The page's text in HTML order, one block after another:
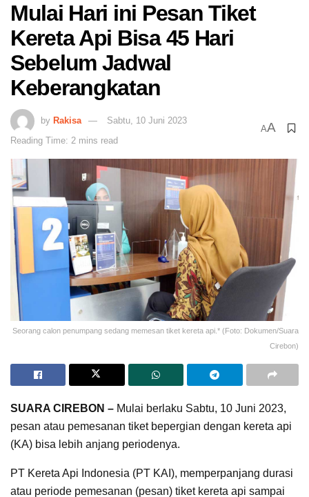
Mulai Hari ini Pesan Tiket
Kereta Api Bisa 45 Hari
Sebelum Jadwal
Keberangkatan
by Rakisa
Sabtu, 10 Juni 2023
Reading Time: 2 mins read
AA
Seorang calon penumpang sedang memesan tiket kereta api.* (Foto: Dokumen/Suara
Cirebon)
SUARA CIREBON – Mulai berlaku Sabtu, 10 Juni 2023,
pesan atau pemesanan tiket bepergian dengan kereta api
(KA) bisa lebih anjang periodenya.
PT Kereta Api Indonesia (PT KAI), memperpanjang durasi
atau periode pemesanan (pesan) tiket kereta api sampai